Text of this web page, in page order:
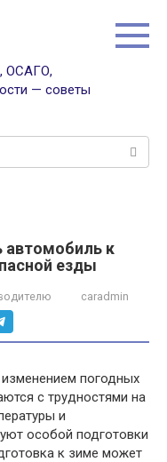
ОСАГО,
— советы
автомобиль к
езды
caradmin
погодных
с трудностями на
и
особой подготовки
к зиме может